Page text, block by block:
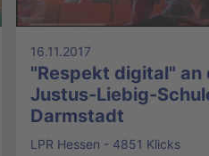
16.11.2017
"Respekt digital" an
Justus-Liebig-
Darmstadt
LPR Hessen - 4851 Klicks